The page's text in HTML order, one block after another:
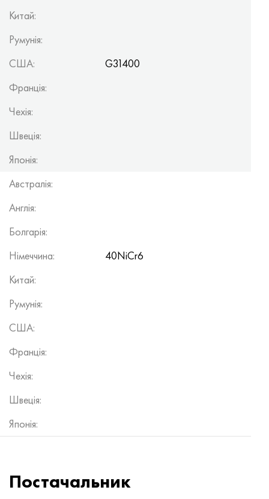
Китай:
Румунія:
США:
G31400
Франція:
Чехія:
Швеція:
Японія:
Австралія:
Англія:
Болгарія:
Німеччина:
40NiCr6
Китай:
Румунія:
США:
Франція:
Чехія:
Швеція:
Японія:
Постачальник